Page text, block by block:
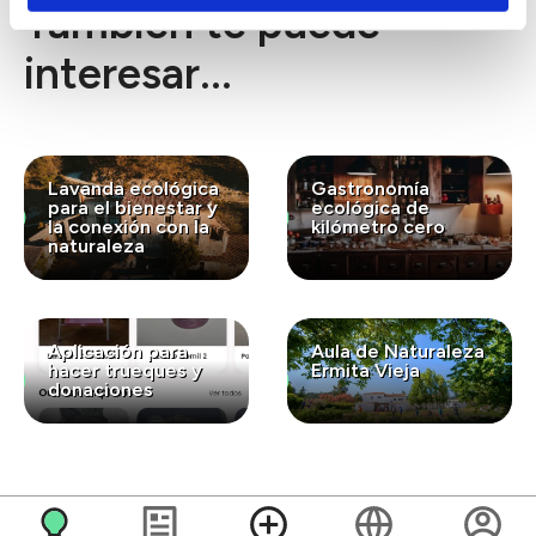
También te puede
interesar...
Lavanda ecológica
para el bienestar y
la conexión con la
naturaleza
Gastronomía
ecológica de
kilómetro cero
Aplicación para
hacer trueques y
donaciones
Aula de Naturaleza
Ermita Vieja